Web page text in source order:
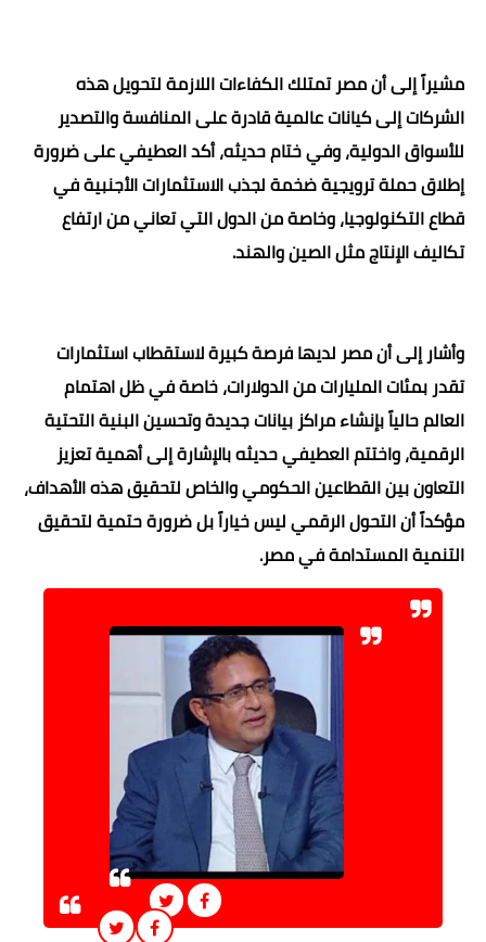
مشيراً إلى أن مصر تمتلك الكفاءات اللازمة لتحويل هذه
الشركات إلى كيانات عالمية قادرة على المنافسة والتصدير
للأسواق الدولية، وفي ختام حديثه، أكد العطيفي على ضرورة
إطلاق حملة ترويجية ضخمة لجذب الاستثمارات الأجنبية في
قطاع التكنولوجيا، وخاصة من الدول التي تعاني من ارتفاع
تكاليف الإنتاج مثل الصين والهند.
وأشار إلى أن مصر لديها فرصة كبيرة لاستقطاب استثمارات
تقدر بمئات المليارات من الدولارات، خاصة في ظل اهتمام
العالم حالياً بإنشاء مراكز بيانات جديدة وتحسين البنية التحتية
الرقمية، واختتم العطيفي حديثه بالإشارة إلى أهمية تعزيز
التعاون بين القطاعين الحكومي والخاص لتحقيق هذه الأهداف،
مؤكداً أن التحول الرقمي ليس خياراً بل ضرورة حتمية لتحقيق
التنمية المستدامة في مصر.